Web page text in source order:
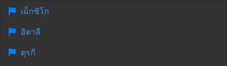
เม็กซิโก
อิตาลี
ตุรกี